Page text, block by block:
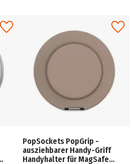
PopSockets PopGrip -
ausziehbarer Handy-Griff
Handyhalter für MagSafe